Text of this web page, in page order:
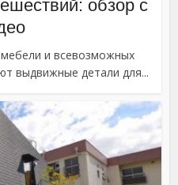
обзор с
и всевозможных
выдвижные детали для...